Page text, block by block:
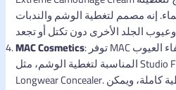
إنه مصمم لتغطية الوشم والندبات
MAC Cosmetics: توفر MAC العديد من مستحضرات إخفاء العيوب
المناسبة لتغطية الوشم، مثل Studio Finish SPF 35 Concealer وPro
Longwear Concealer. توفر هذه المنتجات تغطية كاملة، ويمكن